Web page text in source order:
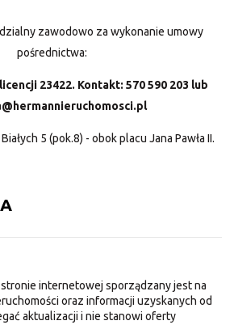
zawodowo za wykonanie umowy
pośrednictwa:
23422. Kontakt: 570 590 203 lub
5 (pok.8) - obok placu Jana Pawła II.
internetowej sporządzany jest na
oraz informacji uzyskanych od
aktualizacji i nie stanowi oferty